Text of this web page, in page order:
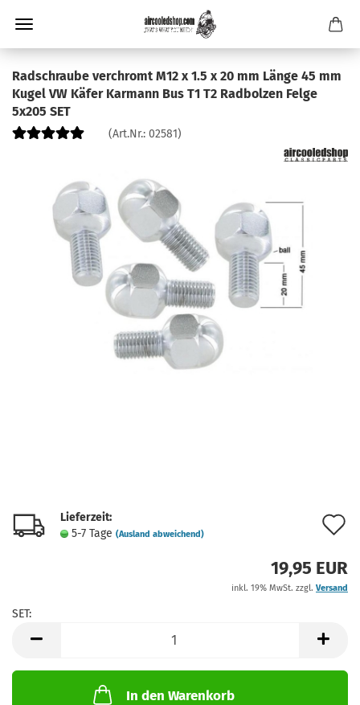
Radschraube verchromt M12 x 1.5 x 20 mm Länge 45 mm
Kugel VW Käfer Karmann Bus T1 T2 Radbolzen Felge
5x205 SET
(Art.Nr.: 02581)
Lieferzeit:
5-7 Tage (Ausland abweichend)
19,95 EUR
inkl. 19% MwSt. zzgl. Versand
SET:
In den Warenkorb